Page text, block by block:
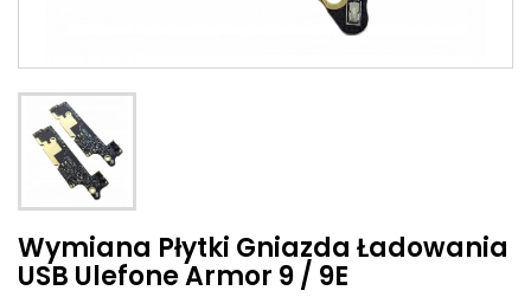
Wymiana Płytki Gniazda Ładowania
USB Ulefone Armor 9 / 9E